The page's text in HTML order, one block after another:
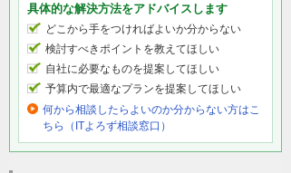
具体的な解決方法をアドバイスします
どこから手をつければよいか分からない
検討すべきポイントを教えてほしい
自社に必要なものを提案してほしい
予算内で最適なプランを提案してほしい
何から相談したらよいのか分からない方はこ
ちら（ITよろず相談窓口）